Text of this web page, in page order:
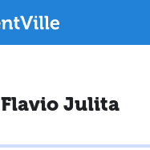
Flavio Julita